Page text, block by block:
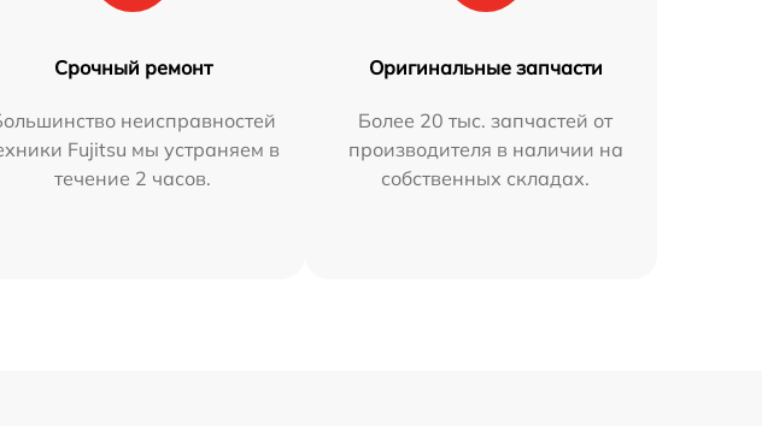
Срочный ремонт
неисправностей
Fujitsu мы устраняем в
течение 2 часов.
Оригинальные запчасти
Более 20 тыс. запчастей от
производителя в наличии на
собственных складах.